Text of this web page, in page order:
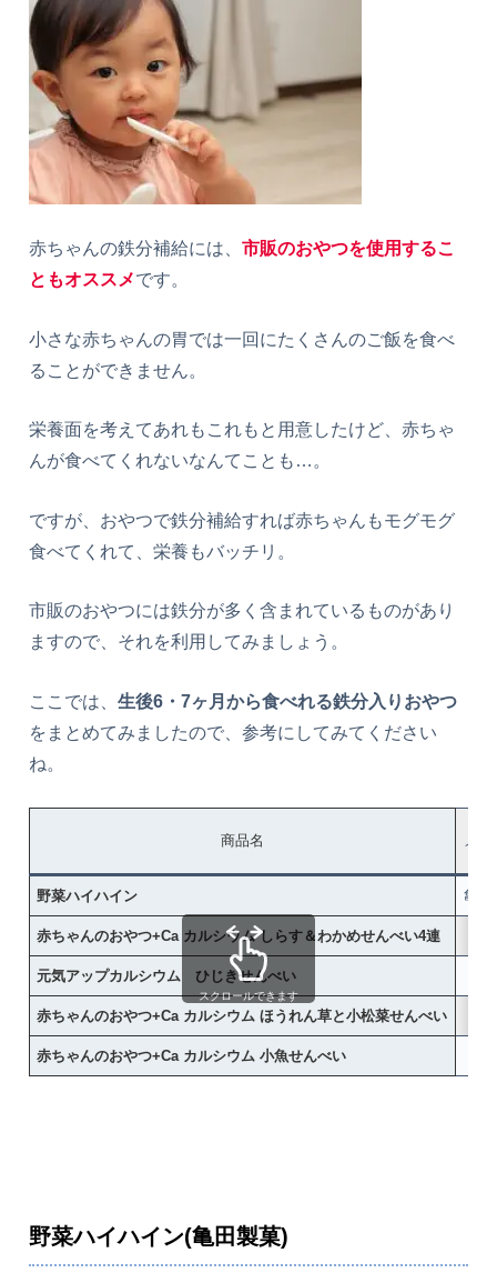
赤ちゃんの鉄分補給には、 市販のおやつを使用するこ
ともオススメです。
小さな赤ちゃんの胃では一回にたくさんのご飯を食べ
ることができません。
栄養面を考えてあれもこれもと用意したけど、赤ちゃ
んが食べてくれないなんてことも…。
ですが、おやつで鉄分補給すれば赤ちゃんもモグモグ
食べてくれて、栄養もバッチリ。
市販のおやつには鉄分が多く含まれているものがあり
ますので、それを利用してみましょう。
ここでは、 生後6・7ヶ月から食べれる鉄分入りおやつ
をまとめてみましたので、参考にしてみてください
ね。
商品名 メー
野菜ハイハイン 亀田
赤ちゃんのおやつ+Ca カルシウム しらす＆わかめせんべい4連
元気アップカルシウム ひじきせんべい
赤ちゃんのおやつ+Ca カルシウム ほうれん草と小松菜せんべい
赤ちゃんのおやつ+Ca カルシウム 小魚せんべい
スクロールできます
野菜ハイハイン(亀田製菓)